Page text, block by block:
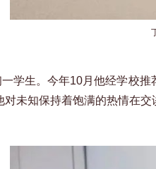
学生。今年10月他经学校
未知保持着饱满的热情在